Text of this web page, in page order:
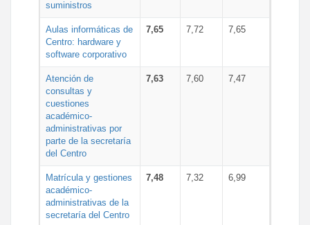
suministros
Aulas informáticas de
Centro: hardware y
software corporativo
7,65 7,72 7,65
Atención de
consultas y
cuestiones
académico-
administrativas por
parte de la secretaría
del Centro
7,63 7,60 7,47
Matrícula y gestiones
académico-
administrativas de la
secretaría del Centro
7,48 7,32 6,99